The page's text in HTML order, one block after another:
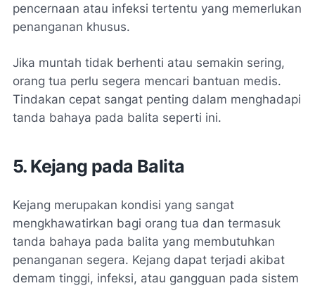
pencernaan atau infeksi tertentu yang memerlukan
penanganan khusus.
Jika muntah tidak berhenti atau semakin sering,
orang tua perlu segera mencari bantuan medis.
Tindakan cepat sangat penting dalam menghadapi
tanda bahaya pada balita seperti ini.
5. Kejang pada Balita
Kejang merupakan kondisi yang sangat
mengkhawatirkan bagi orang tua dan termasuk
tanda bahaya pada balita yang membutuhkan
penanganan segera. Kejang dapat terjadi akibat
demam tinggi, infeksi, atau gangguan pada sistem